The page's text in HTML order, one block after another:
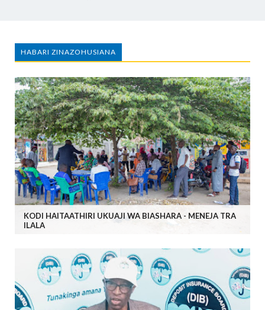
HABARI ZINAZOHUSIANA
KODI HAITAATHIRI UKUAJI WA BIASHARA - MENEJA TRA
ILALA